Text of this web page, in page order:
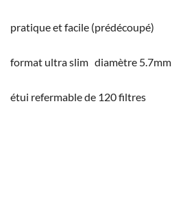
pratique et facile (prédécoupé)
format ultra slim diamètre 5.7mm
étui refermable de 120 filtres